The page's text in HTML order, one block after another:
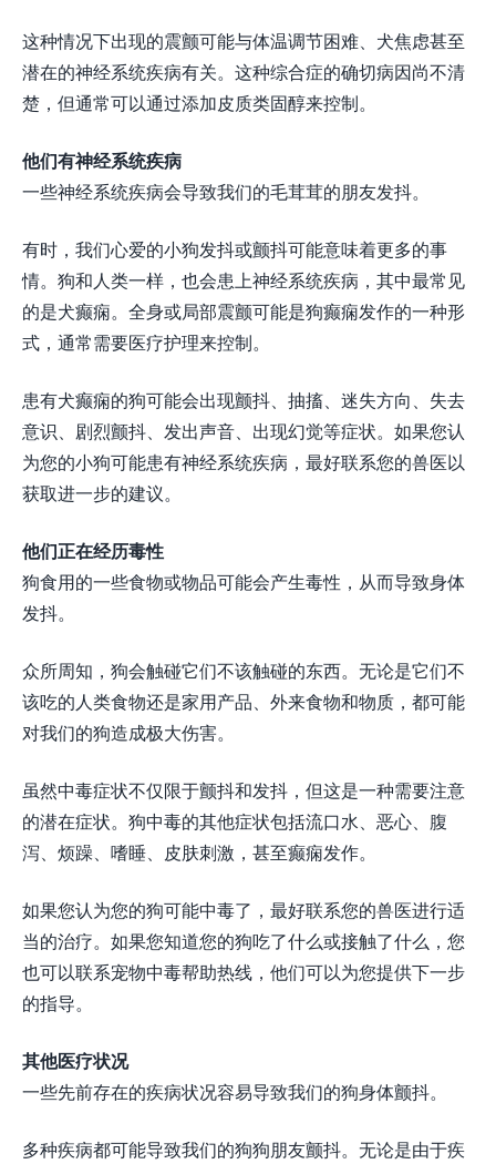
这种情况下出现的震颤可能与体温调节困难、犬焦虑甚至
潜在的神经系统疾病有关。这种综合症的确切病因尚不清
楚，但通常可以通过添加皮质类固醇来控制。
他们有神经系统疾病
一些神经系统疾病会导致我们的毛茸茸的朋友发抖。
有时，我们心爱的小狗发抖或颤抖可能意味着更多的事
情。狗和人类一样，也会患上神经系统疾病，其中最常见
的是犬癫痫。全身或局部震颤可能是狗癫痫发作的一种形
式，通常需要医疗护理来控制。
患有犬癫痫的狗可能会出现颤抖、抽搐、迷失方向、失去
意识、剧烈颤抖、发出声音、出现幻觉等症状。如果您认
为您的小狗可能患有神经系统疾病，最好联系您的兽医以
获取进一步的建议。
他们正在经历毒性
狗食用的一些食物或物品可能会产生毒性，从而导致身体
发抖。
众所周知，狗会触碰它们不该触碰的东西。无论是它们不
该吃的人类食物还是家用产品、外来食物和物质，都可能
对我们的狗造成极大伤害。
虽然中毒症状不仅限于颤抖和发抖，但这是一种需要注意
的潜在症状。狗中毒的其他症状包括流口水、恶心、腹
泻、烦躁、嗜睡、皮肤刺激，甚至癫痫发作。
如果您认为您的狗可能中毒了，最好联系您的兽医进行适
当的治疗。如果您知道您的狗吃了什么或接触了什么，您
也可以联系宠物中毒帮助热线，他们可以为您提供下一步
的指导。
其他医疗状况
一些先前存在的疾病状况容易导致我们的狗身体颤抖。
多种疾病都可能导致我们的狗狗朋友颤抖。无论是由于疾